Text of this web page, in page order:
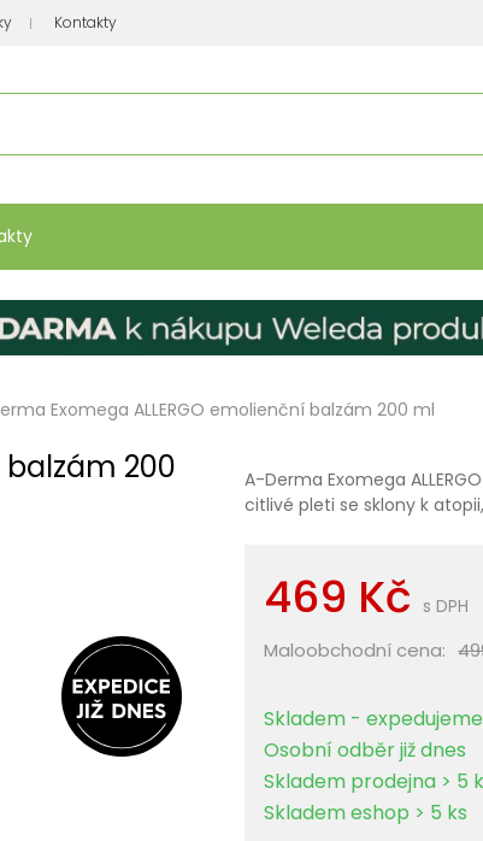
Kontakty
Exomega ALLERGO emolienční balzám 200 ml
balzám 200
A-Derma Exomega
citlivé pleti se sklony k
469 Kč s DPH
Maloobchodní cena:
Skladem - expedujeme
Osobní odběr již dnes
Skladem prodejna > 5
Skladem eshop > 5 ks